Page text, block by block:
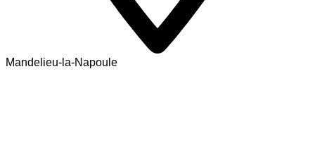
Mandelieu-la-Napoule